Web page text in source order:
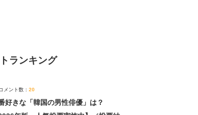
ランキング
メント数： 20
好きな「韓国の男性俳優」は？